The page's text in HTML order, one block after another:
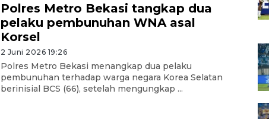
Polres Metro Bekasi tangkap dua
pelaku pembunuhan WNA asal
Korsel
2 Juni 2026 19:26
Polres Metro Bekasi menangkap dua pelaku
pembunuhan terhadap warga negara Korea Selatan
berinisial BCS (66), setelah mengungkap ...